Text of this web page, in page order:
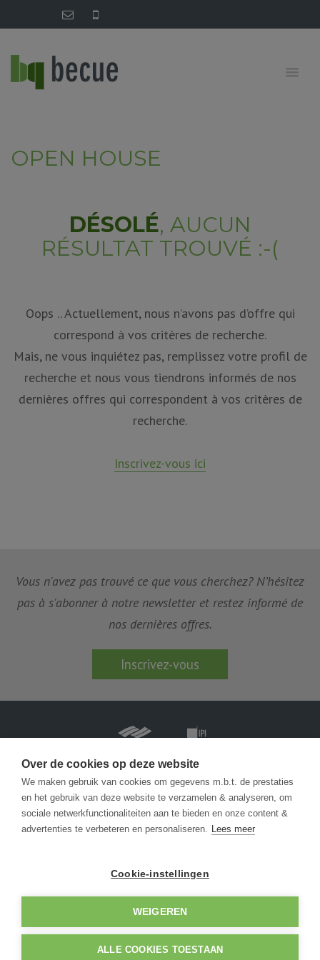
OPEN HOUSE
DÉSOLÉ, AUCUN
RÉSULTAT TROUVÉ :-(
Oops .. Actuellement, nous n’avons pas d’offre qui
correspond à vos critères de recherche.
Mais, ne vous inquiétez pas, remplissez votre profil de
recherche et nous vous tiendrons informés de nos
dernières offres qui correspondent à vos critères de
recherche.
Inscrivez-vous ici
Vous n'avez pas trouvé ce que vous cherchez? N’hésitez
pas à s'abonner à notre newsletter et restez informé de
nos dernières offres.
Inscrivez-vous
info@becue.be
+32 (0) 59 30 1362
© 2026 - AGENTSCHAP BECUE -Developed by Zabun-Disclaimer-Privacy policy
Ce site utilise des cookies afin d'améliorer l'utilisation du site pour
les visiteurs et de constituer des statistiques. En utilisant ce site,
vous acceptez de recevoir des cookies.
Over de cookies op deze website
We maken gebruik van cookies om gegevens m.b.t. de prestaties
en het gebruik van deze website te verzamelen & analyseren, om
sociale netwerkfunctionaliteiten aan te bieden en onze content &
advertenties te verbeteren en personaliseren. Lees meer
Cookie-instellingen
WEIGEREN
ALLE COOKIES TOESTAAN